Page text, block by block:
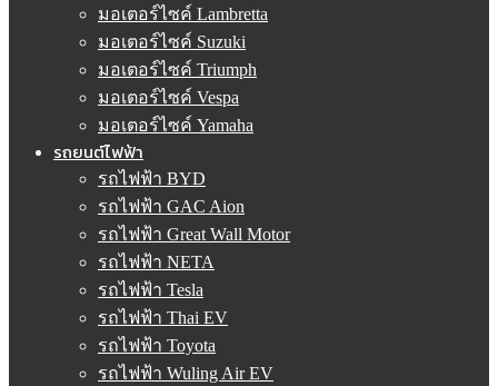
มอเตอร์ไซค์ Lambretta
มอเตอร์ไซค์ Suzuki
มอเตอร์ไซค์ Triumph
มอเตอร์ไซค์ Vespa
มอเตอร์ไซค์ Yamaha
รถยนต์ไฟฟ้า
รถไฟฟ้า BYD
รถไฟฟ้า GAC Aion
รถไฟฟ้า Great Wall Motor
รถไฟฟ้า NETA
รถไฟฟ้า Tesla
รถไฟฟ้า Thai EV
รถไฟฟ้า Toyota
รถไฟฟ้า Wuling Air EV